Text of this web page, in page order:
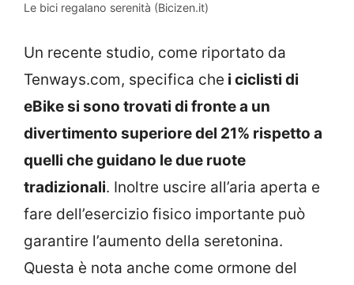
Le bici regalano serenità (Bicizen.it)
Un recente studio, come riportato da
Tenways.com, specifica che i ciclisti di
eBike si sono trovati di fronte a un
divertimento superiore del 21% rispetto a
quelli che guidano le due ruote
tradizionali. Inoltre uscire all’aria aperta e
fare dell’esercizio fisico importante può
garantire l’aumento della seretonina.
Questa è nota anche come ormone del